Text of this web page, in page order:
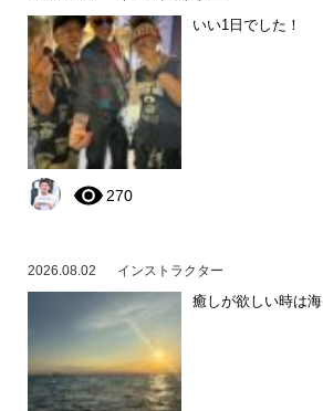
いい1日でした！
270
2026.08.02 インストラクター
癒しが欲しい時は海